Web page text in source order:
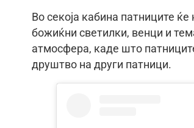
Во секоја кабина патниците
божиќни светилки, венци и
атмосфера, каде што
друштво на други патници.